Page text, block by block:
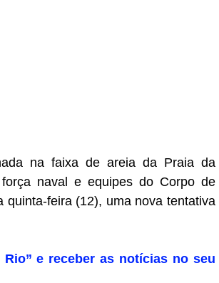
na faixa de areia da Praia da
naval e equipes do Corpo de
quinta-feira (12), uma nova tentativa
e receber as notícias no seu